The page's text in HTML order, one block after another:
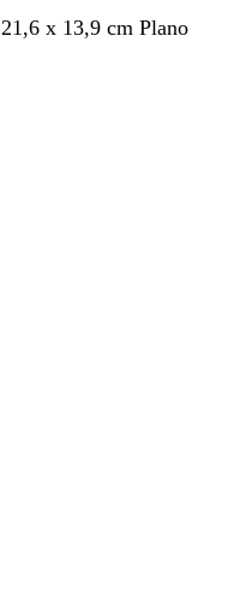
rv
a
ta
21,6 x 13,9 cm Plano